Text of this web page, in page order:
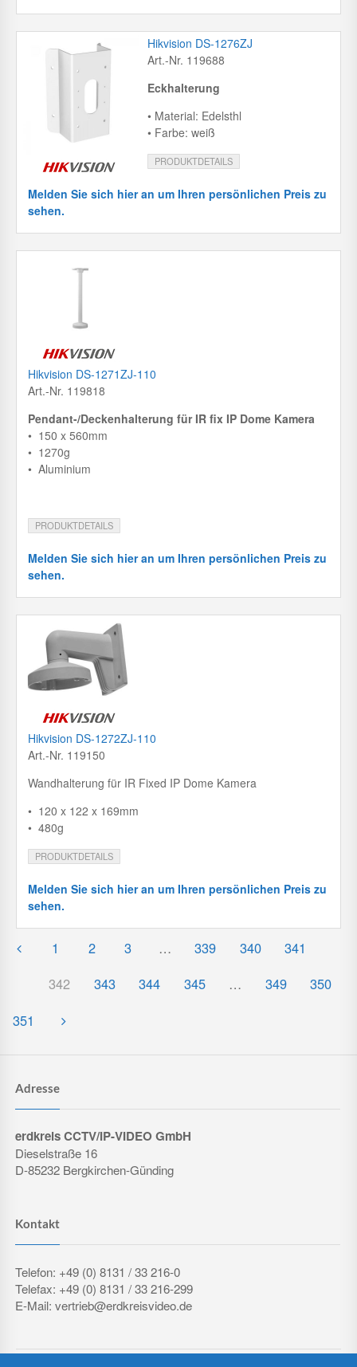
Hikvision DS-1276ZJ
Art.-Nr. 119688
Eckhalterung
• Material: Edelsthl
• Farbe: weiß
PRODUKTDETAILS
Melden Sie sich hier an um Ihren persönlichen Preis zu
sehen.
Hikvision DS-1271ZJ-110
Art.-Nr. 119818
Pendant-/Deckenhalterung für IR fix IP Dome Kamera
• 150 x 560mm
• 1270g
• Aluminium
PRODUKTDETAILS
Melden Sie sich hier an um Ihren persönlichen Preis zu
sehen.
Hikvision DS-1272ZJ-110
Art.-Nr. 119150
Wandhalterung für IR Fixed IP Dome Kamera
• 120 x 122 x 169mm
• 480g
PRODUKTDETAILS
Melden Sie sich hier an um Ihren persönlichen Preis zu
sehen.
1 2 3 … 339 340
341
342
343 344 345 … 349
350
351
Adresse
erdkreis CCTV/IP-VIDEO GmbH
Dieselstraße 16
D-85232 Bergkirchen-Günding
Kontakt
Telefon: +49 (0) 8131 / 33 216-0
Telefax: +49 (0) 8131 / 33 216-299
E-Mail: vertrieb@erdkreisvideo.de